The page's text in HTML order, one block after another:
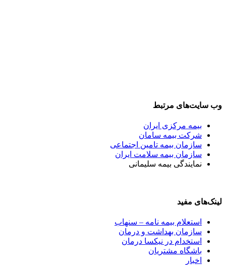
وب سایت‌های مرتبط
بیمه مرکزی ایران
شرکت بیمه سامان
سازمان بیمه تامین اجتماعی
سازمان بیمه سلامت ایران
نمایندگی بیمه سلیمانی
لینک‌های مفید
استعلام بیمه نامه – سنهاب
سازمان بهداشت و درمان
استخدام در نیکسا درمان
باشگاه مشتریان
اخبار